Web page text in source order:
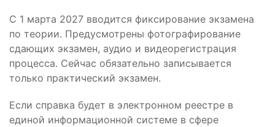
С 1 марта 2027 вводится фиксирование экзамена
по теории. Предусмотрены фотографирование
сдающих экзамен, аудио и видеорегистрация
процесса. Сейчас обязательно записывается
только практический экзамен.
Если справка будет в электронном реестре в
единой информационной системе в сфере